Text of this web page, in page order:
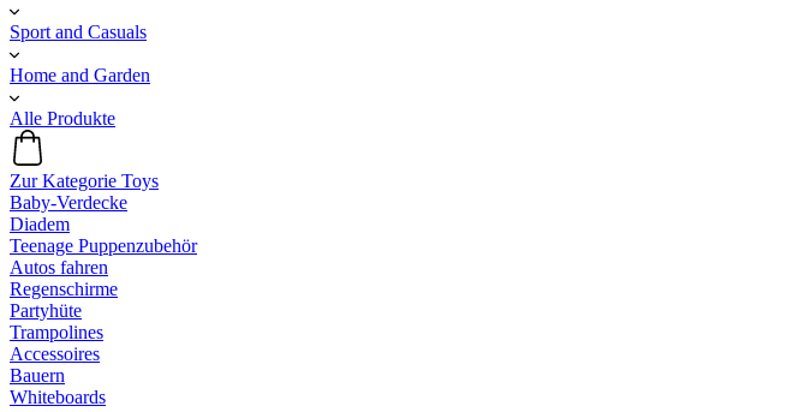
Sport and Casuals
Home and Garden
Alle Produkte
Zur Kategorie Toys
Baby-Verdecke
Diadem
Teenage Puppenzubehör
Autos fahren
Regenschirme
Partyhüte
Trampolines
Accessoires
Bauern
Whiteboards